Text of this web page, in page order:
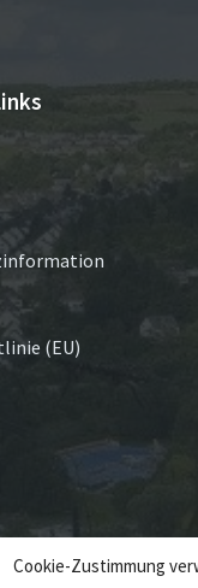
Cookie-Zustimmung
(EU)